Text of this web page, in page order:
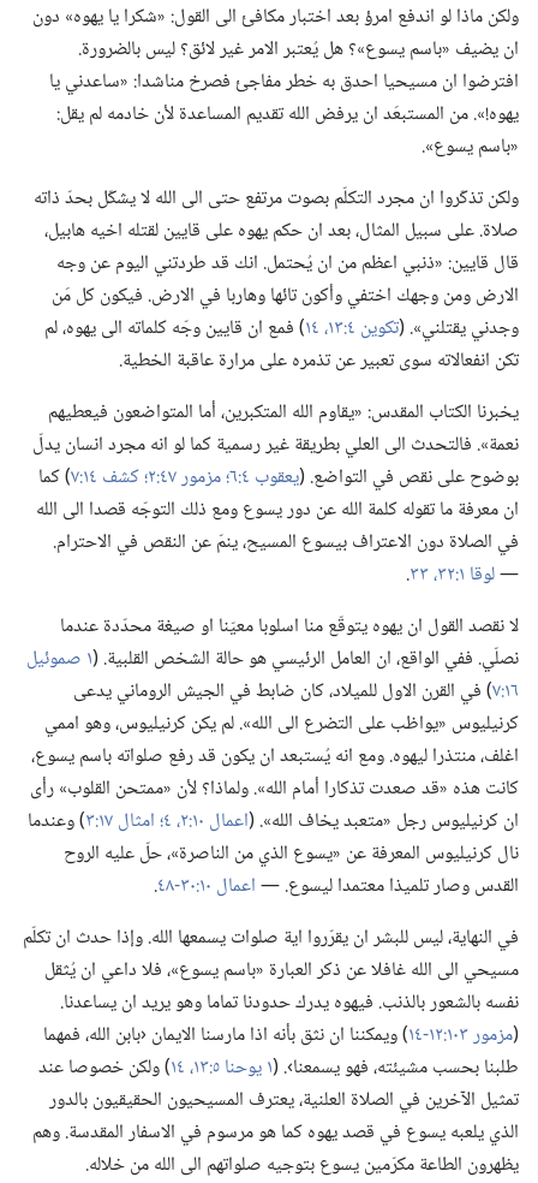
ولكن ماذا لو اندفع امرؤ بعد اختبار مكافئ الى القول:‏ «شكرا يا يهوه» دون
ان يضيف «باسم يسوع»؟‏ هل يُعتبر الامر غير لائق؟‏ ليس بالضرورة.‏
افترضوا ان مسيحيا احدق به خطر مفاجئ فصرخ مناشدا:‏ «ساعدني يا
يهوه!‏».‏ من المستبعَد ان يرفض الله تقديم المساعدة لأن خادمه لم يقل:‏
«باسم يسوع».‏
ولكن تذكّروا ان مجرد التكلّم بصوت مرتفع حتى الى الله لا يشكّل بحدّ ذاته
صلاة.‏ على سبيل المثال،‏ بعد ان حكم يهوه على قايين لقتله اخيه هابيل،‏
قال قايين:‏ «ذنبي اعظم من ان يُحتمل.‏ انك قد طردتني اليوم عن وجه
الارض ومن وجهك اختفي وأكون تائها وهاربا في الارض.‏ فيكون كل مَن
وجدني يقتلني».‏ (‏تكوين ٤:‏١٣،‏ ١٤
‏)‏ فمع ان قايين وجّه كلماته الى يهوه،‏ لم
تكن انفعالاته سوى تعبير عن تذمره على مرارة عاقبة الخطية.‏
يخبرنا الكتاب المقدس:‏ «يقاوم الله المتكبرين،‏ أما المتواضعون فيعطيهم
نعمة».‏ فالتحدث الى العلي بطريقة غير رسمية كما لو انه مجرد انسان يدلّ
بوضوح على نقص في التواضع.‏ (‏يعقوب ٤:‏٦؛‏ مزمور ٤٧:‏٢؛‏ كشف ١٤:‏٧
‏)‏ كما
ان معرفة ما تقوله كلمة الله عن دور يسوع ومع ذلك التوجّه قصدا الى الله
في الصلاة دون الاعتراف بيسوع المسيح،‏ ينمّ عن النقص في الاحترام.‏
—‏لوقا ١:‏٣٢،‏ ٣٣
‏.‏
لا نقصد القول ان يهوه يتوقّع منا اسلوبا معيّنا او صيغة محدّدة عندما
نصلّي.‏ ففي الواقع،‏ ان العامل الرئيسي هو حالة الشخص القلبية.‏ (‏ ١ صموئيل
١٦:‏٧ ‏)‏ في القرن الاول للميلاد،‏ كان ضابط في الجيش الروماني يدعى
كرنيليوس «يواظب على التضرع الى الله».‏ لم يكن كرنيليوس،‏ وهو اممي
اغلف،‏ منتذرا ليهوه.‏ ومع انه يُستبعد ان يكون قد رفع صلواته باسم يسوع،‏
كانت هذه «قد صعدت تذكارا أمام الله».‏ ولماذا؟‏ لأن «ممتحن القلوب» رأى
ان كرنيليوس رجل «متعبد يخاف الله».‏ (‏اعمال ١٠:‏٢،‏ امثال ١٧:‏٣
‏)‏ وعندما
نال كرنيليوس المعرفة عن «يسوع الذي من الناصرة»،‏ حلّ عليه الروح
القدس وصار تلميذا معتمدا ليسوع.‏ —‏اعمال ١٠:‏٣٠-‏٤٨
‏.‏
في النهاية،‏ ليس للبشر ان يقرّروا اية صلوات يسمعها الله.‏ وإذا حدث ان تكلّم
مسيحي الى الله غافلا عن ذكر العبارة «باسم يسوع»،‏ فلا داعي ان يُثقل
نفسه بالشعور بالذنب.‏ فيهوه يدرك حدودنا تماما وهو يريد ان يساعدنا.‏
(‏مزمور ١٠٣:‏١٢-‏١٤
‏)‏ ويمكننا ان نثق بأنه اذا مارسنا الايمان ‹بابن الله،‏ فمهما
طلبنا بحسب مشيئته،‏ فهو يسمعنا›.‏ (‏١ يوحنا ٥:‏١٣،‏ ١٤
‏)‏ ولكن خصوصا عند
تمثيل الآخرين في الصلاة العلنية،‏ يعترف المسيحيون الحقيقيون بالدور
الذي يلعبه يسوع في قصد يهوه كما هو مرسوم في الاسفار المقدسة.‏ وهم
يظهرون الطاعة مكرّمين يسوع بتوجيه صلواتهم الى الله من خلاله.‏